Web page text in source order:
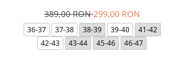
389,00 RON299,00 RON
36-37 37-38 38-39 39-40
41-42
42-43
43-44 45-46 46-47